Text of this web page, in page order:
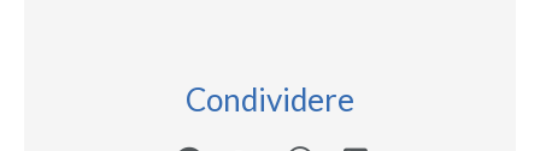
Condividere